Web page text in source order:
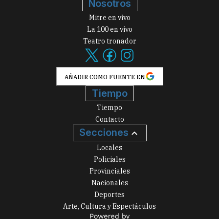
Nosotros
Mitre en vivo
La 100 en vivo
Teatro tronador
AÑADIR COMO FUENTE EN
Tiempo
Tiempo
Contacto
Secciones
Locales
Policiales
Provinciales
Nacionales
Deportes
Arte, Cultura y Espectáculos